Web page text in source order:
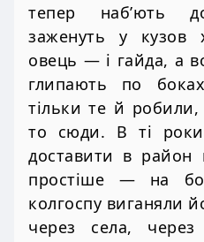
тепер наб’ють
заженуть у кузов
овець — і гайда, а
глипають по
тільки те й
то сюди. В ті
доставити в район
простіше — на
колгоспу виганяли
через села,